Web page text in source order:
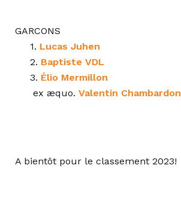
GARCONS
1. Lucas Juhen
2. Baptiste VDL
3. Élio Mermillon
ex æquo. Valentin Chambardon
A bientôt pour le classement 2023!